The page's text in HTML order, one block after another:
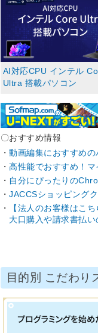
AI対応CPU インテル
Ultra 搭載パソコン
〇おすすめ情報
動画編集におすすめの
高性能でおすすめ！
自分にぴったりの
JACCSショッピング
【法人のお客様はこち
大口購入や請求書払い
目的別 こだわり